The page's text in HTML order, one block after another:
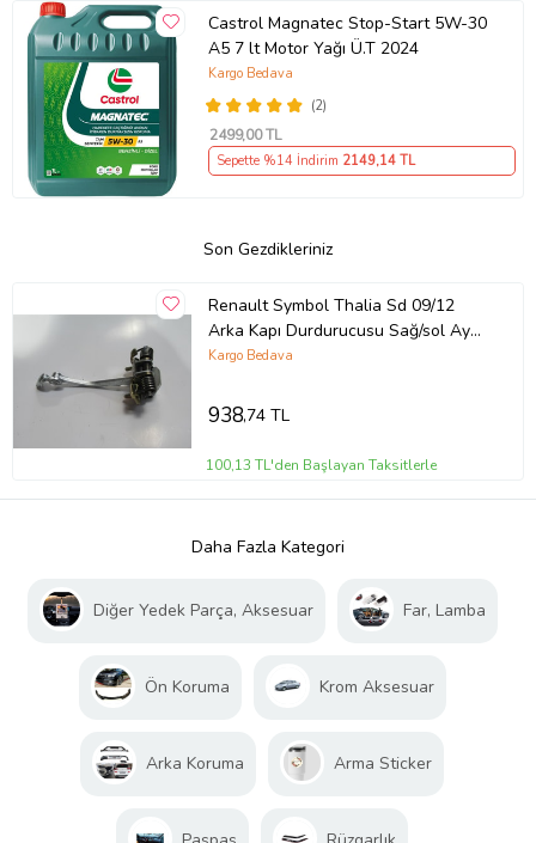
Castrol Magnatec Stop-Start 5W-30
A5 7 lt Motor Yağı Ü.T 2024
(2)
Kargo Bedava
2499,00 TL
Sepette %14 İndirim 2149,14 TL
Son Gezdikleriniz
Renault Symbol Thalia Sd 09/12
Arka Kapı Durdurucusu Sağ/sol Aynı
(Adet) (Kapı Gergi·si·)
Kargo Bedava
938,74 TL
100,13 TL'den Başlayan Taksitlerle
Daha Fazla Kategori
Diğer Yedek Parça, Aksesuar Far, Lamba
Ön Koruma Krom Aksesuar
Arka Koruma Arma Sticker